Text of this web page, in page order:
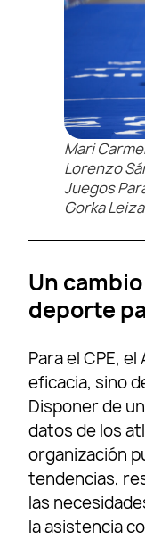
Mari
Lorenzo
Juegos
Gorka
Un
deporte
Para el CPE,
eficacia, sino
Disponer de
datos de los
organización
tendencias,
las
la asistencia